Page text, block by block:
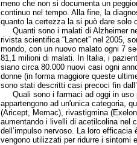
meno che non si documenta un
continuo nel tempo. Alla fine, la
quanto la certezza la si può dare solo
Quanti sono i malati di Alzheimer
rivista scientifica “Lancet” nel 2005,
mondo, con un nuovo malato ogni 7
81,1 milioni di malati. In Italia, i
siano circa 80.000 nuovi casi ogni
donne (in forma maggiore queste
sono stati descritti casi precoci fin
Quali sono i farmaci ad oggi in uso
appartengono ad un'unica categoria,
(Aricept, Memac), rivastigmina
aumentando i livelli di acetilcolina nel
dell’impulso nervoso. La loro
vengono utilizzati per ridurre i sintomi